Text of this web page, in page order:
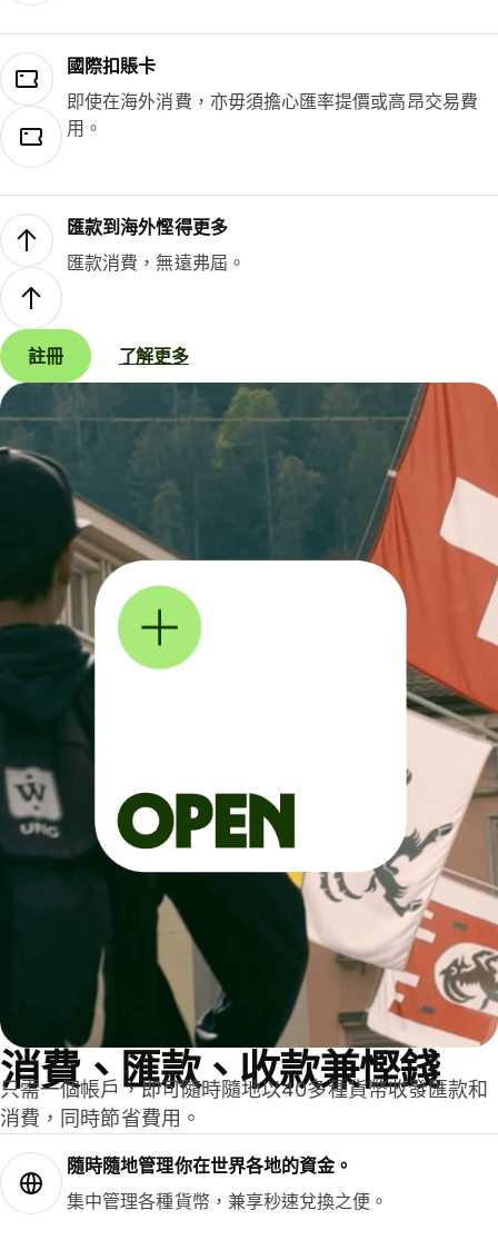
國際扣賬卡
即使在海外消費，亦毋須擔心匯率提價或高昂交易費
用。
匯款到海外慳得更多
匯款消費，無遠弗屆。
註冊 了解更多
消費、匯款、收款兼慳錢
只需一個帳戶，即可隨時隨地以40多種貨幣收發匯款和
消費，同時節省費用。
隨時隨地管理你在世界各地的資金。
集中管理各種貨幣，兼享秒速兌換之便。